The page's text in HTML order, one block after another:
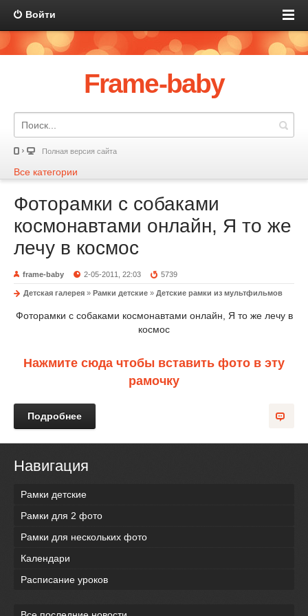
Войти
Frame-baby
Полная версия сайта
Все категории
Фоторамки с собаками
космонавтами онлайн, Я то же
лечу в космос
frame-baby 2-05-2011, 22:03 5739
Детская галерея » Рамки детские » Детские рамки из мультфильмов
Фоторамки с собаками космонавтами онлайн, Я то же лечу в
космос
Нажмите сюда чтобы вставить фото в эту
рамочку
Подробнее
Навигация
Рамки детские
Рамки для 2 фото
Рамки для нескольких фото
Календари
Расписание уроков